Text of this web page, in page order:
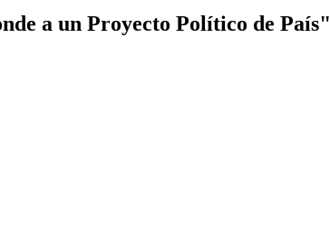
a un Proyecto Político de País"